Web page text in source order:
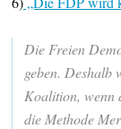
Die Freien
geben. Deshalb
Koalition, wenn
die Methode